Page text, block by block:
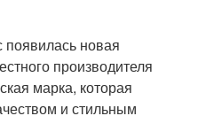
новая
производителя
марка, которая
и стильным